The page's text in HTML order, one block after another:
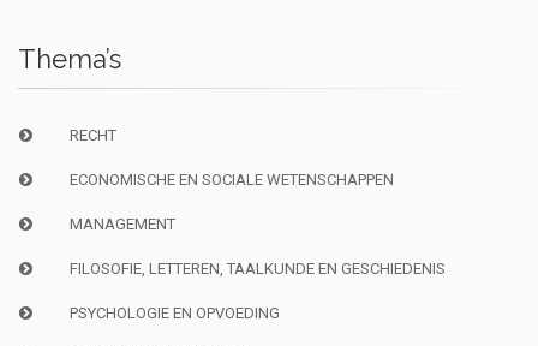
Thema’s
RECHT
ECONOMISCHE EN SOCIALE WETENSCHAPPEN
MANAGEMENT
FILOSOFIE, LETTEREN, TAALKUNDE EN GESCHIEDENIS
PSYCHOLOGIE EN OPVOEDING